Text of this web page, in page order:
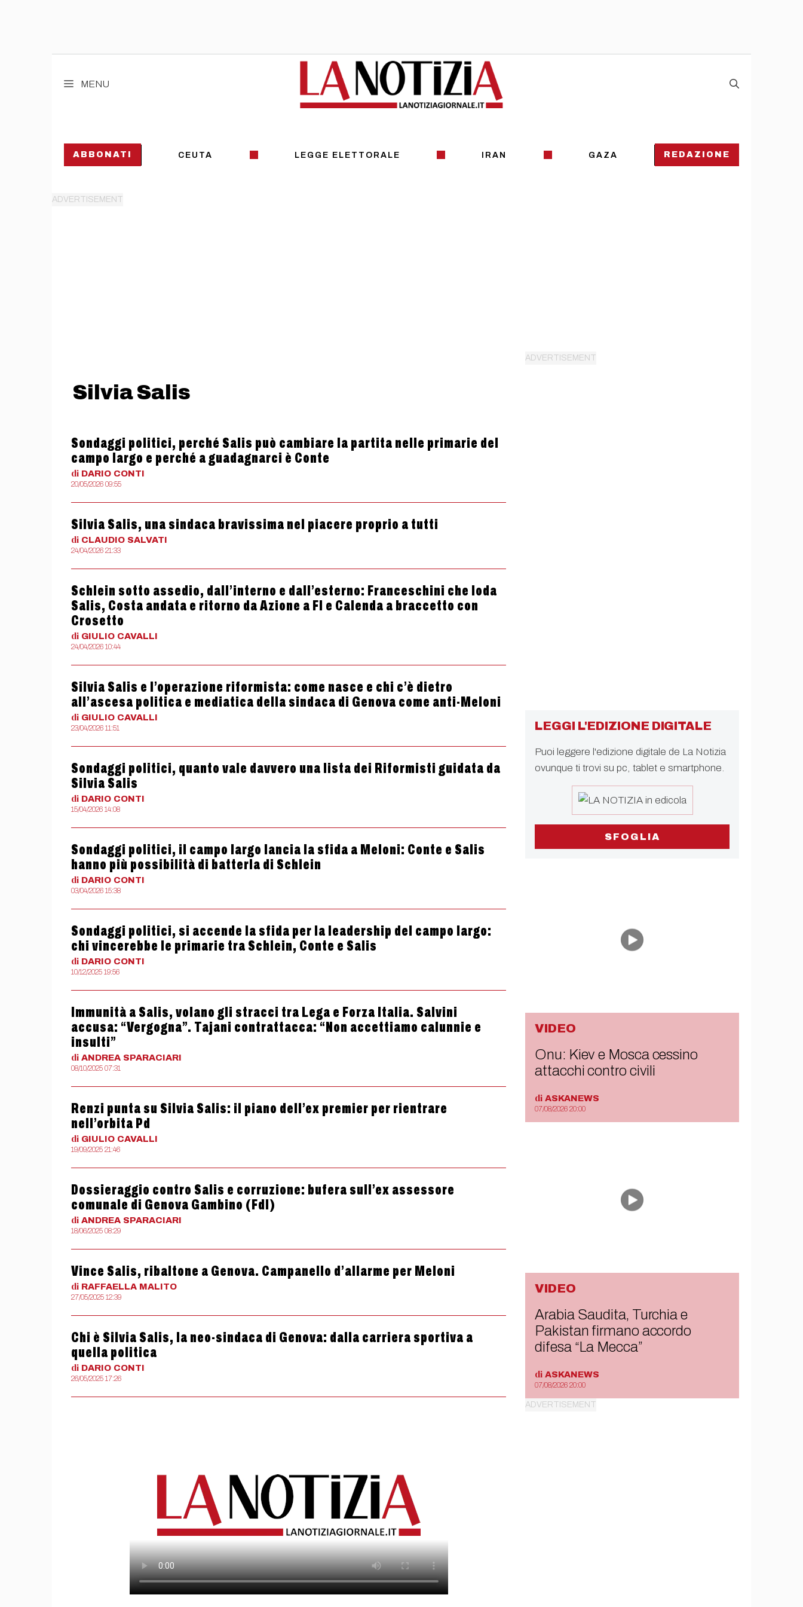
MENU
ABBONATI CEUTA LEGGE ELETTORALE IRAN GAZA REDAZIONE
Silvia Salis
Sondaggi politici, perché Salis può cambiare la partita nelle primarie del
campo largo e perché a guadagnarci è Conte
di DARIO CONTI
20/05/2026 09:55
Silvia Salis, una sindaca bravissima nel piacere proprio a tutti
di CLAUDIO SALVATI
24/04/2026 21:33
Schlein sotto assedio, dall’interno e dall’esterno: Franceschini che loda
Salis, Costa andata e ritorno da Azione a FI e Calenda a braccetto con
Crosetto
di GIULIO CAVALLI
24/04/2026 10:44
Silvia Salis e l’operazione riformista: come nasce e chi c’è dietro
all’ascesa politica e mediatica della sindaca di Genova come anti-Meloni
di GIULIO CAVALLI
23/04/2026 11:51
Sondaggi politici, quanto vale davvero una lista dei Riformisti guidata da
Silvia Salis
di DARIO CONTI
15/04/2026 14:08
Sondaggi politici, il campo largo lancia la sfida a Meloni: Conte e Salis
hanno più possibilità di batterla di Schlein
di DARIO CONTI
03/04/2026 15:38
Sondaggi politici, si accende la sfida per la leadership del campo largo:
chi vincerebbe le primarie tra Schlein, Conte e Salis
di DARIO CONTI
10/12/2025 19:56
Immunità a Salis, volano gli stracci tra Lega e Forza Italia. Salvini
accusa: “Vergogna”. Tajani contrattacca: “Non accettiamo calunnie e
insulti”
di ANDREA SPARACIARI
08/10/2025 07:31
Renzi punta su Silvia Salis: il piano dell’ex premier per rientrare
nell’orbita Pd
di GIULIO CAVALLI
19/09/2025 21:46
Dossieraggio contro Salis e corruzione: bufera sull’ex assessore
comunale di Genova Gambino (FdI)
di ANDREA SPARACIARI
18/06/2025 08:29
Vince Salis, ribaltone a Genova. Campanello d’allarme per Meloni
di RAFFAELLA MALITO
27/05/2025 12:39
Chi è Silvia Salis, la neo-sindaca di Genova: dalla carriera sportiva a
quella politica
di DARIO CONTI
26/05/2025 17:26
LEGGI L'EDIZIONE DIGITALE
Puoi leggere l'edizione digitale de La Notizia
ovunque ti trovi su pc, tablet e smartphone.
SFOGLIA
VIDEO
Onu: Kiev e Mosca cessino
attacchi contro civili
di ASKANEWS
07/08/2026 20:00
VIDEO
Arabia Saudita, Turchia e
Pakistan firmano accordo
difesa “La Mecca”
di ASKANEWS
07/08/2026 20:00